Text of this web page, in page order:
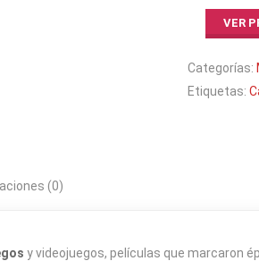
VER
Categorías:
Etiquetas:
(0)
y videojuegos, películas que marcaron